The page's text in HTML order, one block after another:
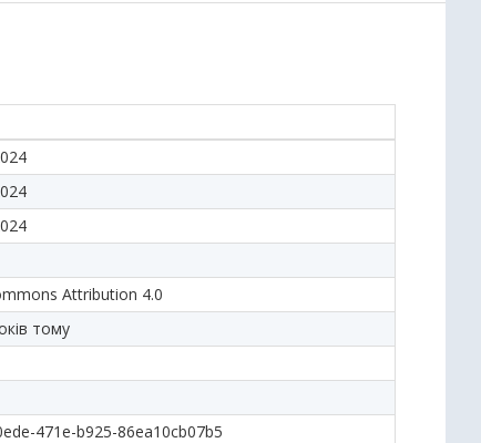
Attribution 4.0
тому
471e-b925-86ea10cb07b5